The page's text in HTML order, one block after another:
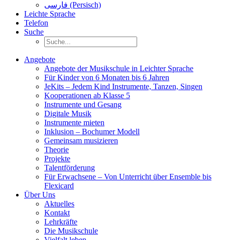
فارسی (Persisch)
Leichte Sprache
Telefon
Suche
Angebote
Angebote der Musikschule in Leichter Sprache
Für Kinder von 6 Monaten bis 6 Jahren
JeKits – Jedem Kind Instrumente, Tanzen, Singen
Kooperationen ab Klasse 5
Instrumente und Gesang
Digitale Musik
Instrumente mieten
Inklusion – Bochumer Modell
Gemeinsam musizieren
Theorie
Projekte
Talentförderung
Für Erwachsene – Von Unterricht über Ensemble bis
Flexicard
Über Uns
Aktuelles
Kontakt
Lehrkräfte
Die Musikschule